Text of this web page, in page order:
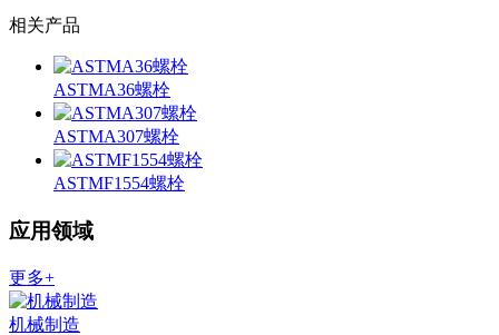
相关产品
ASTMA36螺栓
ASTMA307螺栓
ASTMF1554螺栓
应用领域
更多+
机械制造